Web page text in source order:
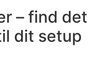
– find det
dit setup